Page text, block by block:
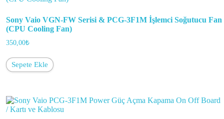
Sony Vaio VGN-FW Serisi & PCG-3F1M İşlemci Soğutucu Fan
(CPU Cooling Fan)
350,00₺
Sepete Ekle